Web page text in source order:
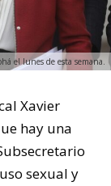
el lunes de esta semana.
Xavier
hay una
sexual y